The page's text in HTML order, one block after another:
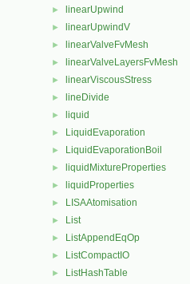
► linearUpwind
► linearUpwindV
► linearValveFvMesh
► linearValveLayersFvMesh
► linearViscousStress
► lineDivide
► liquid
► LiquidEvaporation
► LiquidEvaporationBoil
► liquidMixtureProperties
► liquidProperties
► LISAAtomisation
► List
► ListAppendEqOp
► ListCompactIO
► ListHashTable